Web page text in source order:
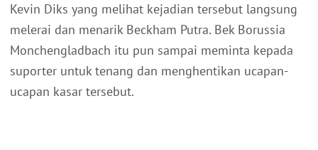
Kevin Diks yang melihat kejadian tersebut langsung
melerai dan menarik Beckham Putra. Bek Borussia
Monchengladbach itu pun sampai meminta kepada
suporter untuk tenang dan menghentikan ucapan-
ucapan kasar tersebut.